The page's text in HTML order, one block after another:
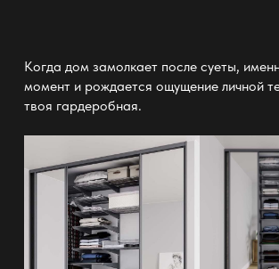
Когда дом замолкает после суеты,
момент и рождается ощущение личной
твоя гардеробная.